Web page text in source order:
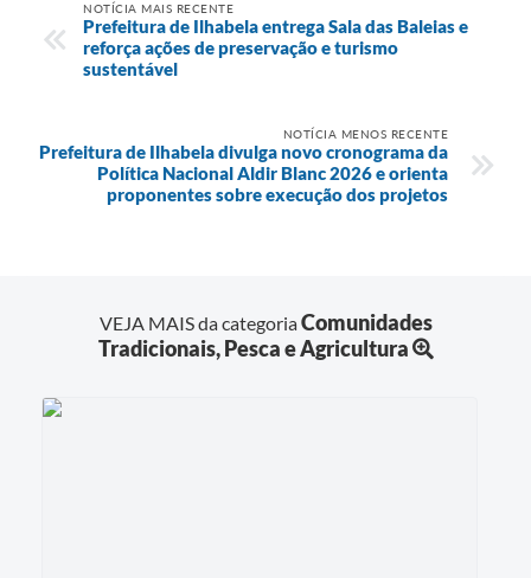
NOTÍCIA MAIS RECENTE
Prefeitura de Ilhabela entrega Sala das Baleias e
reforça ações de preservação e turismo
sustentável
NOTÍCIA MENOS RECENTE
Prefeitura de Ilhabela divulga novo cronograma da
Política Nacional Aldir Blanc 2026 e orienta
proponentes sobre execução dos projetos
VEJA MAIS da categoriaComunidades
Tradicionais, Pesca e Agricultura